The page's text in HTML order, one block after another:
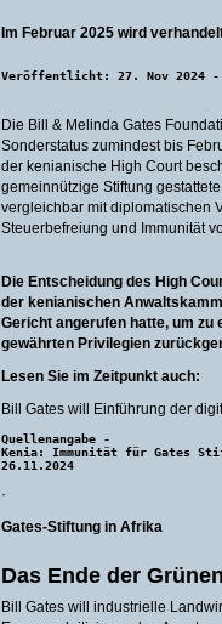
Im Februar 2025 wird
Veröffentlicht: 27. Nov 2024
Die Bill & Melinda Gates
Sonderstatus zumindest bis
der kenianische High Court
gemeinnützige Stiftung
vergleichbar mit diplomatischen
Steuerbefreiung und Immunität
Die Entscheidung des High
der kenianischen
Gericht angerufen hatte, um
gewährten Privilegien
Lesen Sie im Zeitpunkt auch:
Bill Gates will Einführung der
Quellenangabe -
Kenia: Immunität für Gates
26.11.2024
·
Gates-Stiftung in Afrika
Das Ende der
Bill Gates will industrielle